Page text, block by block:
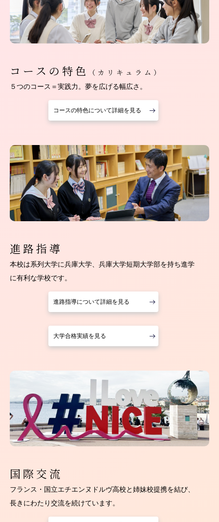
コースの特色 （カリキュラム）
５つのコース＝実践力。夢を広げる幅広さ。
コースの特色について詳細を見る
進路指導
本校は系列大学に兵庫大学、兵庫大学短期大学部を持ち進学
に有利な学校です。
進路指導について詳細を見る
大学合格実績を見る
国際交流
フランス・国⽴エチエンヌドルヴ⾼校と姉妹校提携を結び、
⻑きにわたり交流を続けています。